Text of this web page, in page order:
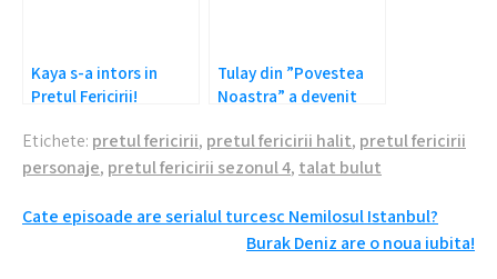
Kaya s-a intors in
Pretul Fericirii!
Tulay din ”Povestea
Noastra” a devenit
Fericirii”
Etichete: pretul fericirii, pretul fericirii halit, pretul fericirii
personaje, pretul fericirii sezonul 4, talat bulut
Navigare
Cate episoade are serialul turcesc Nemilosul Istanbul?
Burak Deniz are o noua iubita!